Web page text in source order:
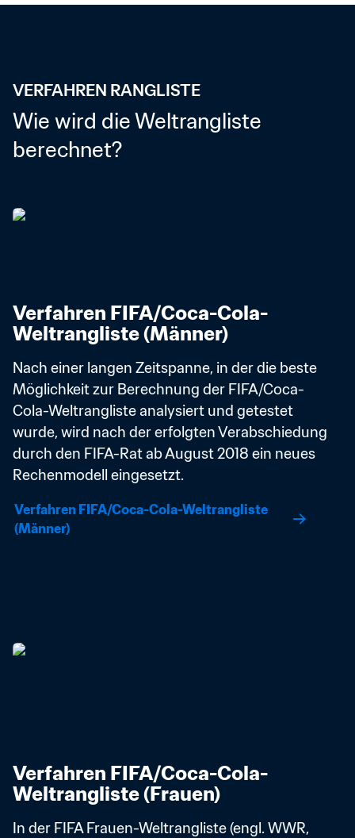
VERFAHREN RANGLISTE
Wie wird die Weltrangliste
berechnet?
Verfahren FIFA/Coca-Cola-
Weltrangliste (Männer)
Nach einer langen Zeitspanne, in der die beste
Möglichkeit zur Berechnung der FIFA/Coca-
Cola-Weltrangliste analysiert und getestet
wurde, wird nach der erfolgten Verabschiedung
durch den FIFA-Rat ab August 2018 ein neues
Rechenmodell eingesetzt.
Verfahren FIFA/Coca-Cola-Weltrangliste
(Männer)
Verfahren FIFA/Coca-Cola-
Weltrangliste (Frauen)
In der FIFA Frauen-Weltrangliste (engl. WWR,